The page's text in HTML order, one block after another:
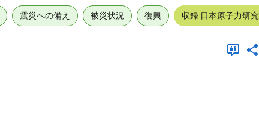
震災への備え 被災状況 復興 収録:日本原子力研